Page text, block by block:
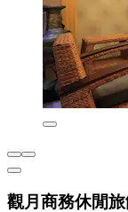
觀月商務休閒